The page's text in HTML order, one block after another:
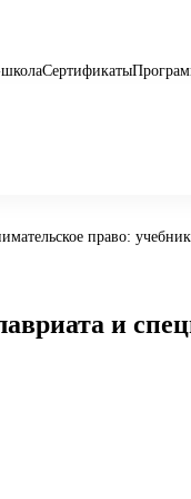
Сертификаты
право:
и